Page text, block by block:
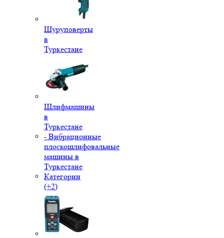
Шуруповерты
в
Туркестане
Шлифмашины
в
Туркестане
- Вибрационные
плоскошлифовальные
машины в
Туркестане
Категории
(+2)